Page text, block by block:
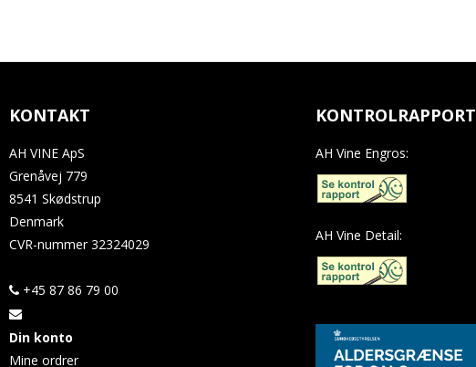
KONTAKT
AH VINE ApS
Grenåvej 779
8541 Skødstrup
Denmark
CVR-nummer32324029
+45 87 86 79 00
Din konto
Mine ordrer
KONTROLRAPPORT
AH Vine Engros:
AH Vine Detail: